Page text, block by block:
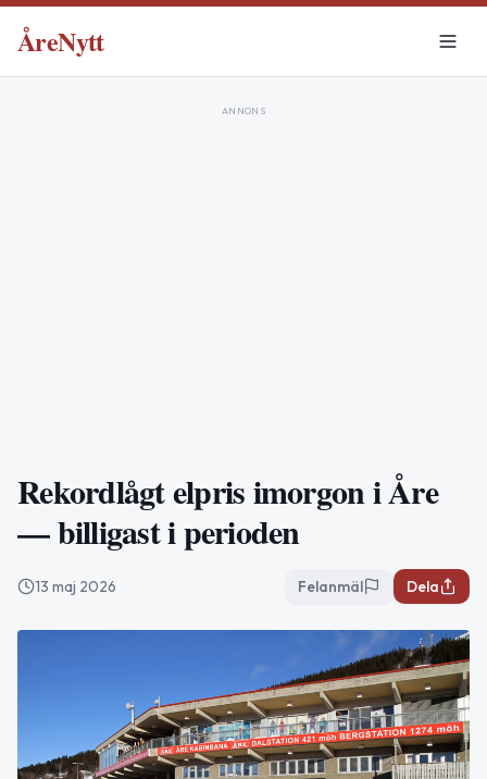
ÅreNytt
ANNONS
Rekordlågt elpris imorgon i Åre
— billigast i perioden
13 maj 2026 Felanmäl Dela